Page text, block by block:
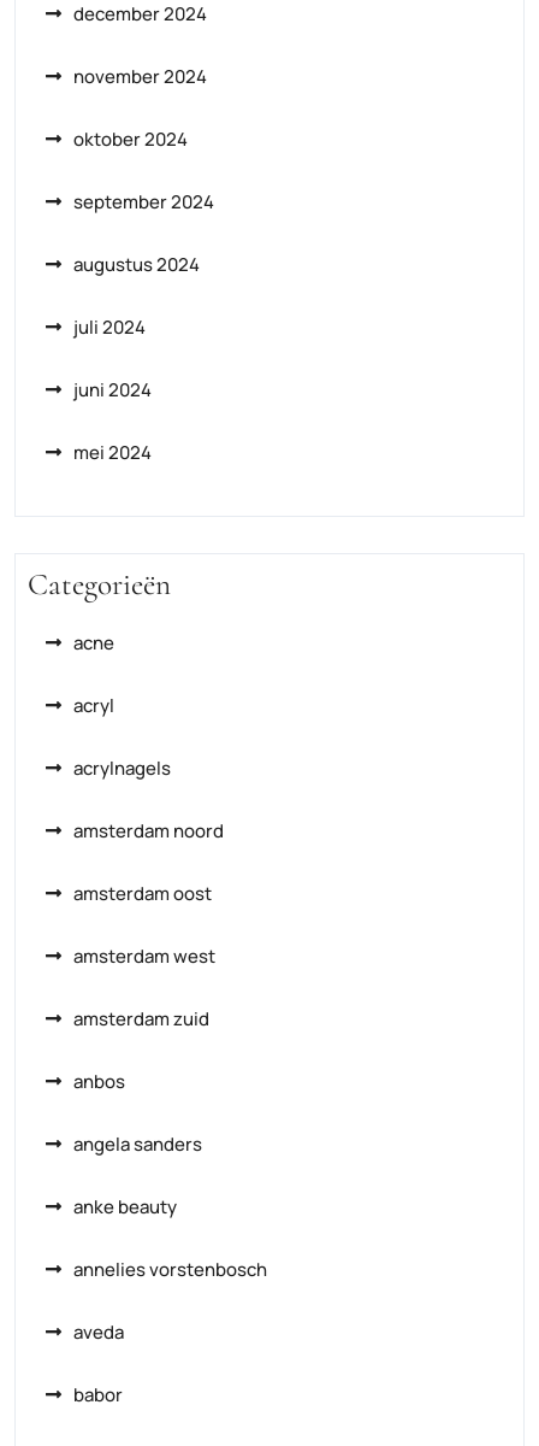
december 2024
november 2024
oktober 2024
september 2024
augustus 2024
juli 2024
juni 2024
mei 2024
Categorieën
acne
acryl
acrylnagels
amsterdam noord
amsterdam oost
amsterdam west
amsterdam zuid
anbos
angela sanders
anke beauty
annelies vorstenbosch
aveda
babor